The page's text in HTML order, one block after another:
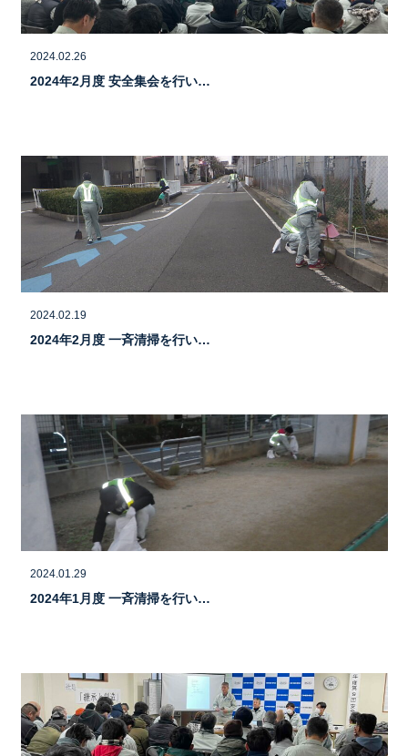
2024.02.26
2024年2月度 安全集会を行い…
2024.02.19
2024年2月度 一斉清掃を行い…
2024.01.29
2024年1月度 一斉清掃を行い…